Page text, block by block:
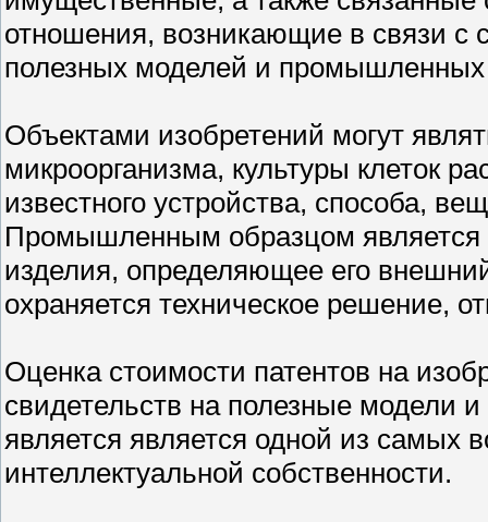
отношения, возникающие в связи с
полезных моделей и промышленных
Объектами изобретений могут
микроорганизма, культуры клеток
известного устройства, способа,
Промышленным образцом является
изделия, определяющее его
охраняется техническое решение,
Оценка стоимости патентов на
свидетельств на полезные модели
является является одной из самых
интеллектуальной собственности.